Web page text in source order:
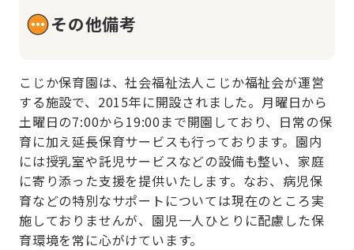
その他備考
こじか保育園は、社会福祉法人こじか福祉会が運営
する施設で、2015年に開設されました。月曜日から
土曜日の7:00から19:00まで開園しており、日常の保
育に加え延長保育サービスも行っております。園内
には授乳室や託児サービスなどの設備も整い、家庭
に寄り添った支援を提供いたします。なお、病児保
育などの特別なサポートについては現在のところ実
施しておりませんが、園児一人ひとりに配慮した保
育環境を常に心がけています。